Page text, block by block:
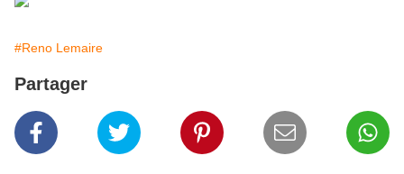
#Reno Lemaire
Partager